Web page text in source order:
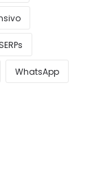
SERPs
WhatsApp